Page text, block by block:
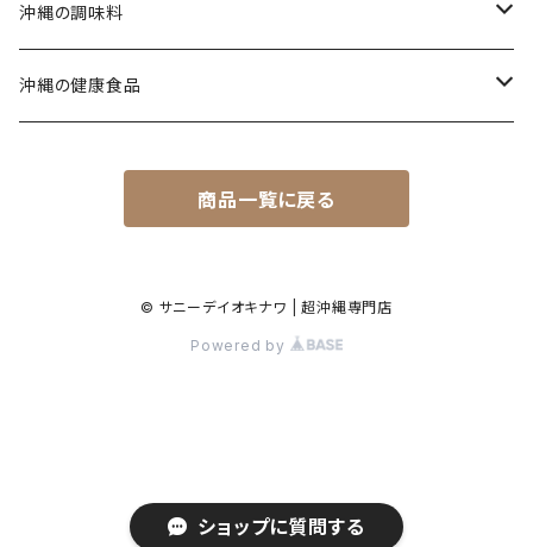
ショップに質問する
タコライス
コンビーフ
ミックスセット
てびちそば
ミックスそば
黒糖(その他)
シークヮーサー
ウコン茶
沖縄の調味料
唐辛子
沖縄の健康食品
春ウコン + 紫ウコン
商品一覧に戻る
© サニーデイオキナワ | 超沖縄専門店
Powered by